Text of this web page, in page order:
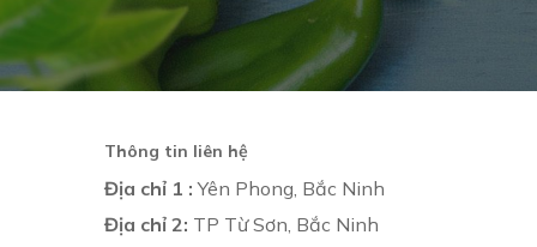
Thông tin liên hệ
Địa chỉ 1 :Yên Phong, Bắc Ninh
Địa chỉ 2: TP Từ Sơn, Bắc Ninh